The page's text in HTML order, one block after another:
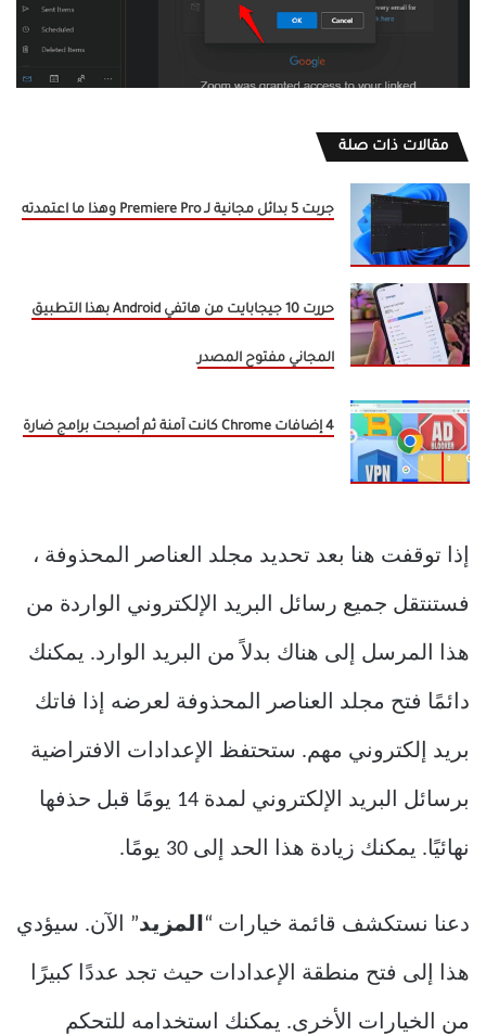
مقالات ذات صلة
جربت 5 بدائل مجانية لـ Premiere Pro وهذا ما اعتمدته
حررت 10 جيجابايت من هاتفي Android بهذا التطبيق
المجاني مفتوح المصدر
4 إضافات Chrome كانت آمنة ثم أصبحت برامج ضارة
إذا توقفت هنا بعد تحديد مجلد العناصر المحذوفة ،
فستنتقل جميع رسائل البريد الإلكتروني الواردة من
هذا المرسل إلى هناك بدلاً من البريد الوارد. يمكنك
دائمًا فتح مجلد العناصر المحذوفة لعرضه إذا فاتك
بريد إلكتروني مهم. ستحتفظ الإعدادات الافتراضية
برسائل البريد الإلكتروني لمدة 14 يومًا قبل حذفها
نهائيًا. يمكنك زيادة هذا الحد إلى 30 يومًا.
دعنا نستكشف قائمة خيارات “المزيد” الآن. سيؤدي
هذا إلى فتح منطقة الإعدادات حيث تجد عددًا كبيرًا
من الخيارات الأخرى. يمكنك استخدامه للتحكم